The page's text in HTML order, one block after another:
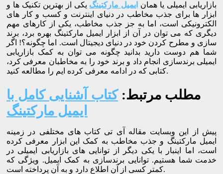
بازاریابی ایمیلی یا همان ایمیل مارکتینگ یکی از بهترین تکنیک ها و
ابزار ها برای جذب مخاطب در دنیای اینترنت و کسب و کار های
الکترونیکی است، اما به جز جذب مخاطب، یکی از کارهای مهم
دیگری که می توان در آن از ابزار ایمیل مارکتینگ بهره برد، برند
سازی و مطرح کردن خود در دنیای دیجیتال است. اما چگونه؟! اگر
شما هم دوست دارید بدانید چگونه می توان به کمک بازاریابی
ایمیلی برندسازی انجام داد و برند خود را به مخاطبان معرفی کرد،
کتابی که در ادامه معرفی کرده ایم را مطالعه کنید.
مطلب مرتبط:کتاب آشنایی کامل با
ایمیل مارکتینگ
پیش از این وبسایت مقاله آی تی کتاب های مختلفی در زمینه
ایمیل مارکتینگ و جذب مخاطب به کمک این ابزار معرفی کرده
است، اما اینبار با یکی دیگر از توانایی های بازاریابی ایمیلی در
خدمت شما هستیم. توانایی برندسازی به کمک ایمیل. ویژگی که
کمتر کسی از آن اطلاع دارد و به آن پرداخته است.